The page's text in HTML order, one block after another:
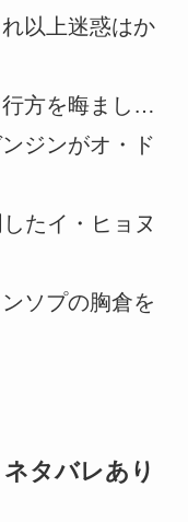
以上迷惑はか
方を晦まし…
ジンがオ・ド
たイ・ヒョヌ
ソプの胸倉を
タバレあり